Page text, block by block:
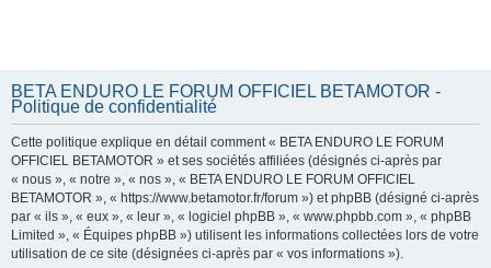
BETA ENDURO LE FORUM OFFICIEL BETAMOTOR -
Politique de confidentialité
Cette politique explique en détail comment « BETA ENDURO LE FORUM
OFFICIEL BETAMOTOR » et ses sociétés affiliées (désignés ci-après par
« nous », « notre », « nos », « BETA ENDURO LE FORUM OFFICIEL
BETAMOTOR », « https://www.betamotor.fr/forum ») et phpBB (désigné ci-après
par « ils », « eux », « leur », « logiciel phpBB », « www.phpbb.com », « phpBB
Limited », « Équipes phpBB ») utilisent les informations collectées lors de votre
utilisation de ce site (désignées ci-après par « vos informations »).